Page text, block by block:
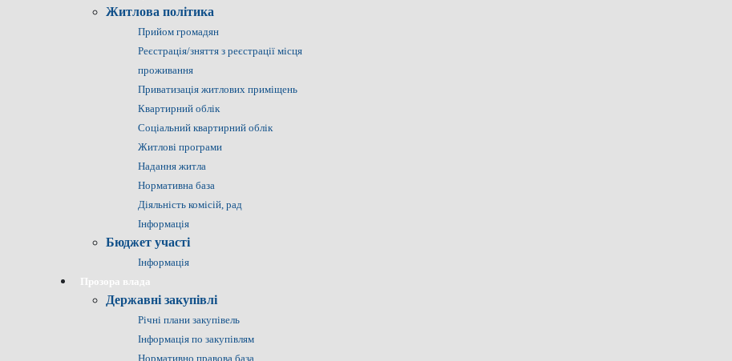
Житлова політика
Прийом громадян
Реєстрація/зняття з реєстрації місця
проживання
Приватизація житлових приміщень
Квартирний облік
Соціальний квартирний облік
Житлові програми
Надання житла
Нормативна база
Діяльність комісій, рад
Інформація
Бюджет участі
Інформація
Прозора влада
Державні закупівлі
Річні плани закупівель
Інформація по закупівлям
Нормативно правова база